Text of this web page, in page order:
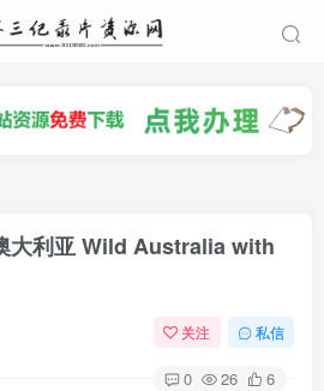
大利亚 Wild Australia with
关注 私信
0 26 6